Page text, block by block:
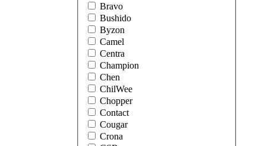
Bravo
Bushido
Byzon
Camel
Centra
Champion
Chen
ChilWee
Chopper
Contact
Cougar
Crona